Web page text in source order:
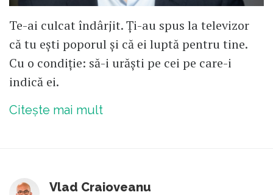
Te-ai culcat îndârjit. Ți-au spus la televizor
că tu ești poporul și că ei luptă pentru tine.
Cu o condiție: să-i urăști pe cei pe care-i
indică ei.
Citește mai mult
Vlad Craioveanu